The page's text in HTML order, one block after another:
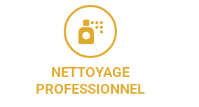
NETTOYAGE
PROFESSIONNEL